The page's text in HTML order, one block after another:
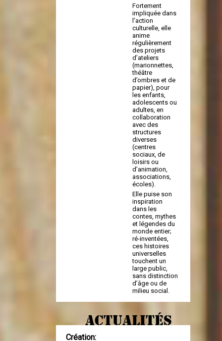
Fortement
impliquée dans
l’action
culturelle, elle
anime
régulièrement
des projets
d’ateliers
(marionnettes,
théâtre
d’ombres et de
papier), pour
les enfants,
adolescents ou
adultes, en
collaboration
avec des
structures
diverses
(centres
sociaux, de
loisirs ou
d’animation,
associations,
écoles).
Elle puise son
inspiration
dans les
contes, mythes
et légendes du
monde entier;
ré-inventées,
ces histoires
universelles
touchent un
large public,
sans distinction
d’âge ou de
milieu social.
ACTUALITÉS
Création: